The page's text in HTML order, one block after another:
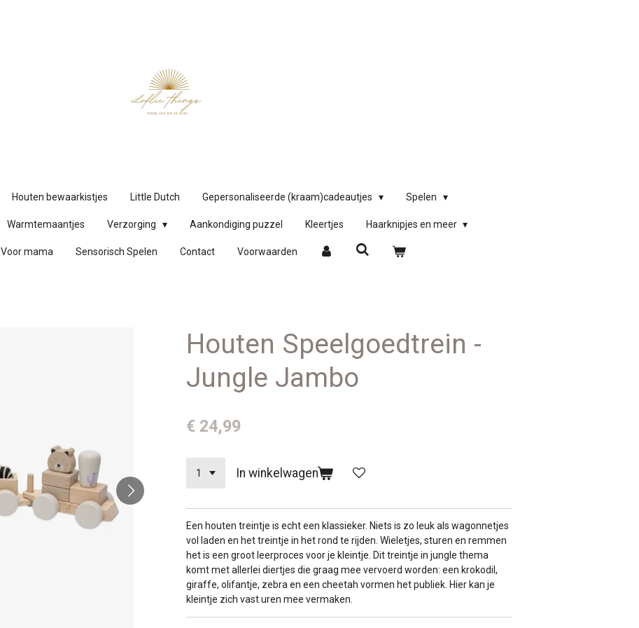
Houten bewaarkistjes Little Dutch Gepersonaliseerde (kraam)cadeautjes Spelen
Warmtemaantjes Verzorging Aankondiging puzzel Kleertjes Haarknipjes en meer
Voor mama Sensorisch Spelen Contact Voorwaarden
Houten Speelgoedtrein -
Jungle Jambo
€ 24,99
In winkelwagen
Een houten treintje is echt een klassieker. Niets is zo leuk als wagonnetjes
vol laden en het treintje in het rond te rijden. Wieletjes, sturen en remmen
het is een groot leerproces voor je kleintje. Dit treintje in jungle thema
komt met allerlei diertjes die graag mee vervoerd worden: een krokodil,
giraffe, olifantje, zebra en een cheetah vormen het publiek. Hier kan je
kleintje zich vast uren mee vermaken.